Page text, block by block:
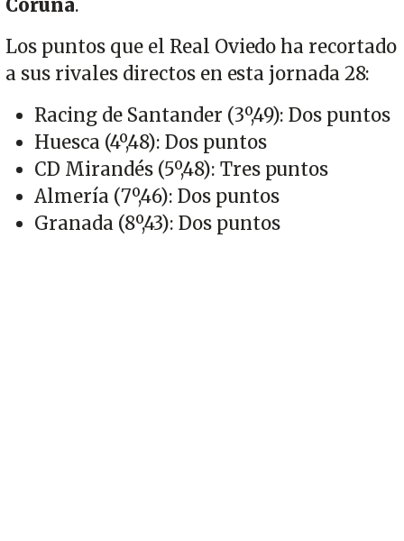
Coruña.
Los puntos que el Real Oviedo ha recortado
a sus rivales directos en esta jornada 28:
Racing de Santander (3º,49): Dos puntos
Huesca (4º,48): Dos puntos
CD Mirandés (5º,48): Tres puntos
Almería (7º,46): Dos puntos
Granada (8º,43): Dos puntos